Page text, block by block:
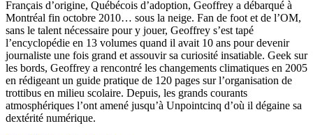
Français d’origine, Québécois d’adoption, Geoffrey a débarqué à
Montréal fin octobre 2010… sous la neige. Fan de foot et de l’OM,
sans le talent nécessaire pour y jouer, Geoffrey s’est tapé
l’encyclopédie en 13 volumes quand il avait 10 ans pour devenir
journaliste une fois grand et assouvir sa curiosité insatiable. Geek sur
les bords, Geoffrey a rencontré les changements climatiques en 2005
en rédigeant un guide pratique de 120 pages sur l’organisation de
trottibus en milieu scolaire. Depuis, les grands courants
atmosphériques l’ont amené jusqu’à Unpointcinq d’où il dégaine sa
dextérité numérique.